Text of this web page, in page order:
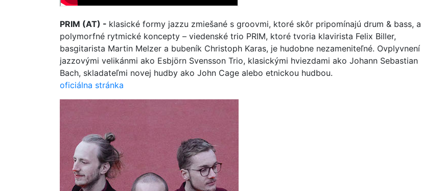
PRIM (AT) - klasické formy jazzu zmiešané s groovmi, ktoré skôr pripomínajú drum & bass, a
polymorfné rytmické koncepty – viedenské trio PRIM, ktoré tvoria klavirista Felix Biller,
basgitarista Martin Melzer a bubeník Christoph Karas, je hudobne nezameniteľné. Ovplyvnení
jazzovými velikánmi ako Esbjörn Svensson Trio, klasickými hviezdami ako Johann Sebastian
Bach, skladateľmi novej hudby ako John Cage alebo etnickou hudbou.
oficiálna stránka